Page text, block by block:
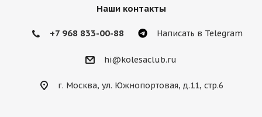
Наши контакты
+7 968 833-00-88 Написать в Telegram
hi@kolesaclub.ru
г. Москва, ул. Южнопортовая, д.11, стр.6